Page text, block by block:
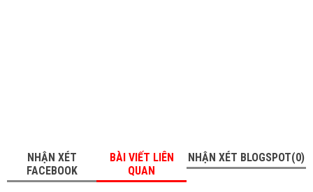
NHẬN XÉT
FACEBOOK
BÀI VIẾT LIÊN
QUAN
NHẬN XÉT BLOGSPOT(0)